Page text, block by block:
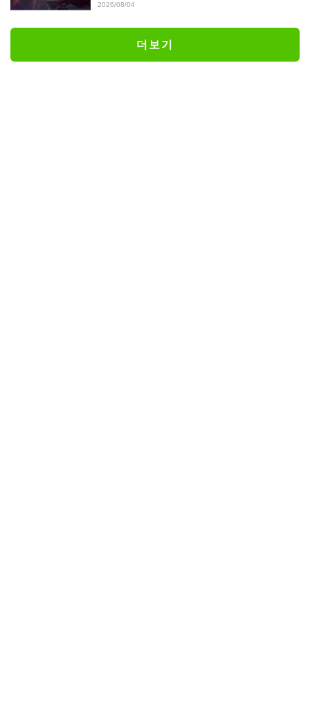
N THE SHELL》 제5화 줄거리·장면 컷·에
2026/08/04
더보기